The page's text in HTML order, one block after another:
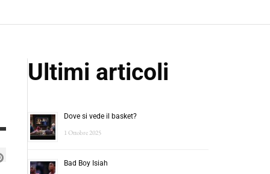
Ultimi articoli
Dove si vede il basket?
1 Ottobre 2025
Bad Boy Isiah